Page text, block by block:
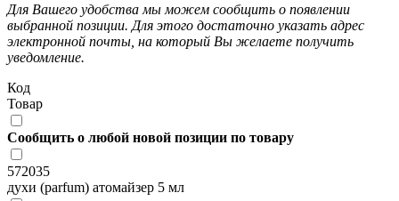
Для Вашего удобства мы можем сообщить о появлении
выбранной позиции. Для этого достаточно указать адрес
электронной почты, на который Вы желаете получить
уведомление.
Код
Товар
Сообщить о любой новой позиции по товару
572035
духи (parfum) атомайзер 5 мл